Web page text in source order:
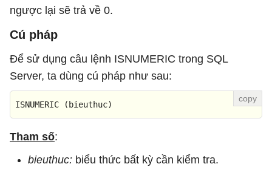
ngược lại sẽ trả về 0.
Cú pháp
Để sử dụng câu lệnh ISNUMERIC trong SQL
Server, ta dùng cú pháp như sau:
ISNUMERIC (bieuthuc)
Tham số:
bieuthuc: biểu thức bất kỳ cần kiểm tra.